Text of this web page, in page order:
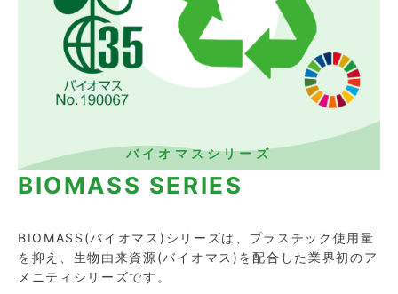
バイオマスシリーズ
BIOMASS SERIES
BIOMASS(バイオマス)シリーズは、プラスチック使用量
を抑え、生物由来資源(バイオマス)を配合した業界初のア
メニティシリーズです。